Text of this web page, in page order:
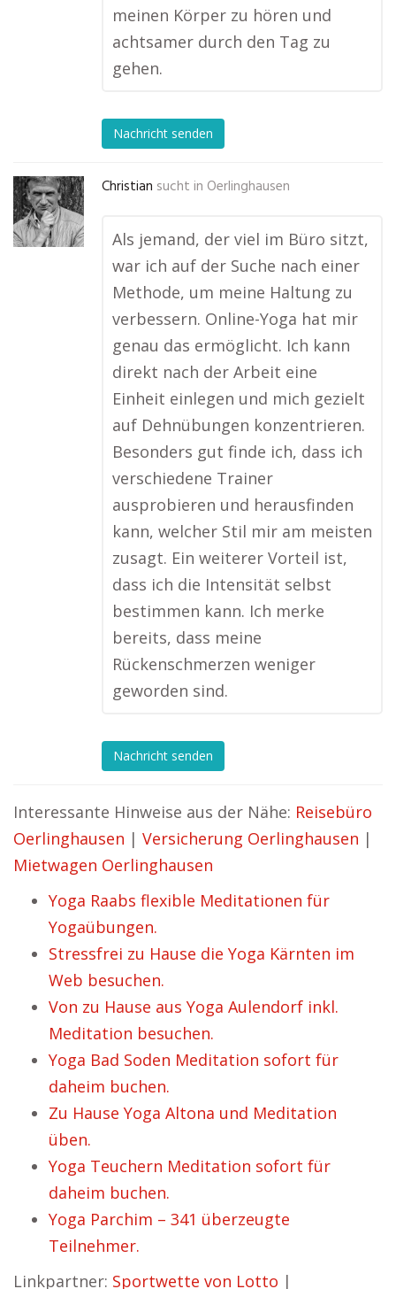
meinen Körper zu hören und
achtsamer durch den Tag zu
gehen.
Nachricht senden
Christian sucht in Oerlinghausen
Als jemand, der viel im Büro sitzt,
war ich auf der Suche nach einer
Methode, um meine Haltung zu
verbessern. Online-Yoga hat mir
genau das ermöglicht. Ich kann
direkt nach der Arbeit eine
Einheit einlegen und mich gezielt
auf Dehnübungen konzentrieren.
Besonders gut finde ich, dass ich
verschiedene Trainer
ausprobieren und herausfinden
kann, welcher Stil mir am meisten
zusagt. Ein weiterer Vorteil ist,
dass ich die Intensität selbst
bestimmen kann. Ich merke
bereits, dass meine
Rückenschmerzen weniger
geworden sind.
Nachricht senden
Interessante Hinweise aus der Nähe: Reisebüro
Oerlinghausen | Versicherung Oerlinghausen |
Mietwagen Oerlinghausen
Yoga Raabs flexible Meditationen für
Yogaübungen.
Stressfrei zu Hause die Yoga Kärnten im
Web besuchen.
Von zu Hause aus Yoga Aulendorf inkl.
Meditation besuchen.
Yoga Bad Soden Meditation sofort für
daheim buchen.
Zu Hause Yoga Altona und Meditation
üben.
Yoga Teuchern Meditation sofort für
daheim buchen.
Yoga Parchim – 341 überzeugte
Teilnehmer.
Linkpartner: Sportwette von Lotto |